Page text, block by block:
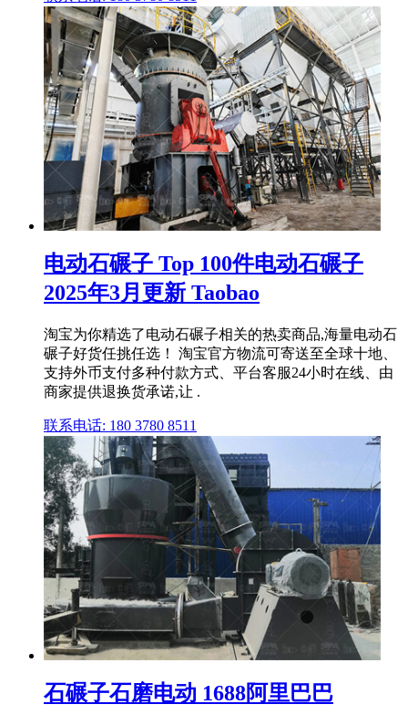
电动石碾子 Top 100件电动石碾子
2025年3月更新 Taobao
淘宝为你精选了电动石碾子相关的热卖商品,海量电动石
碾子好货任挑任选！ 淘宝官方物流可寄送至全球十地、
支持外币支付多种付款方式、平台客服24小时在线、由
商家提供退换货承诺,让 .
联系电话: 180 3780 8511
石碾子石磨电动 1688阿里巴巴